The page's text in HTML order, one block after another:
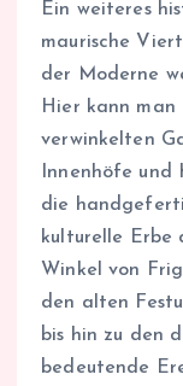
Ein weiteres
maurische
der Moderne
Hier kann
verwinkelten
Innenhöfe und
die
kulturelle Erbe
Winkel von
den alten
bis hin zu den
bedeutende